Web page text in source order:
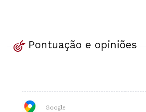
Pontuação e opiniões
Google